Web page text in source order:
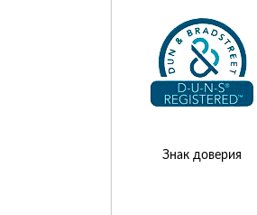
Знак доверия